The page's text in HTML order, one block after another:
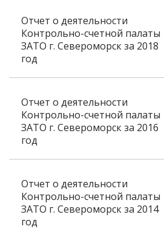
Отчет о деятельности
Контрольно-счетной палаты
ЗАТО г. Североморск за 2018
год
Отчет о деятельности
Контрольно-счетной палаты
ЗАТО г. Североморск за 2016
год
Отчет о деятельности
Контрольно-счетной палаты
ЗАТО г. Североморск за 2014
год